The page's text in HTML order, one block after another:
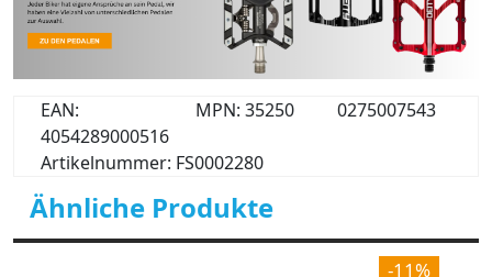
EAN:
4054289000516
MPN: 35250 0275007543
Artikelnummer: FS0002280
Ähnliche Produkte
-11%